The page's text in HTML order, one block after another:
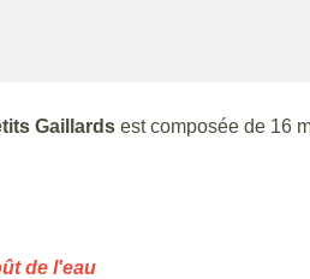
Gaillards est composée de 16
de l'eau